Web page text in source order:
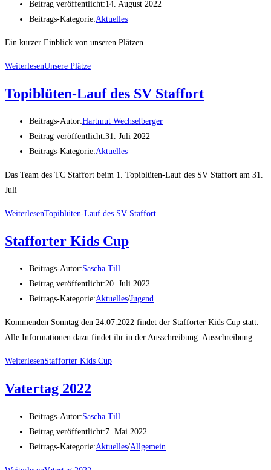
Beitrag veröffentlicht:14. August 2022
Beitrags-Kategorie:Aktuelles
Ein kurzer Einblick von unseren Plätzen.
WeiterlesenUnsere Plätze
Topiblüten-Lauf des SV Staffort
Beitrags-Autor:Hartmut Wechselberger
Beitrag veröffentlicht:31. Juli 2022
Beitrags-Kategorie:Aktuelles
Das Team des TC Staffort beim 1. Topiblüten-Lauf des SV Staffort am 31.
Juli
WeiterlesenTopiblüten-Lauf des SV Staffort
Stafforter Kids Cup
Beitrags-Autor:Sascha Till
Beitrag veröffentlicht:20. Juli 2022
Beitrags-Kategorie:Aktuelles/Jugend
Kommenden Sonntag den 24.07.2022 findet der Stafforter Kids Cup statt.
Alle Informationen dazu findet ihr in der Ausschreibung. Ausschreibung
WeiterlesenStafforter Kids Cup
Vatertag 2022
Beitrags-Autor:Sascha Till
Beitrag veröffentlicht:7. Mai 2022
Beitrags-Kategorie:Aktuelles/Allgemein